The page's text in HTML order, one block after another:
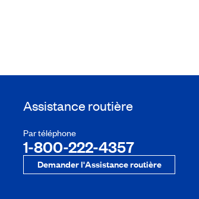
Assistance routière
Par téléphone
1-800-222-4357
Demander l'Assistance routière